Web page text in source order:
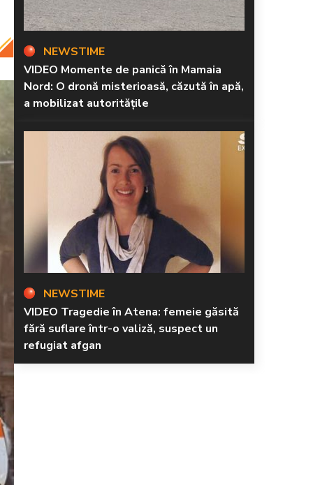
NEWSTIME
VIDEO Momente de panică în Mamaia
Nord: O dronă misterioasă, căzută în apă,
a mobilizat autoritățile
NEWSTIME
VIDEO Tragedie în Atena: femeie găsită
fără suflare într-o valiză, suspect un
refugiat afgan